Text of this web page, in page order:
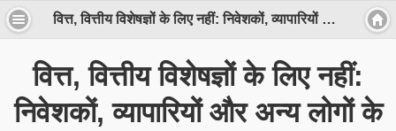
वित्त, वित्तीय विशेषज्ञों के लिए नहीं: निवेशकों, व्यापारियों और अन्य लोगों के लिए एक पुस्तक
वित्त, वित्तीय विशेषज्ञों के लिए नहीं:
निवेशकों, व्यापारियों और अन्य लोगों के